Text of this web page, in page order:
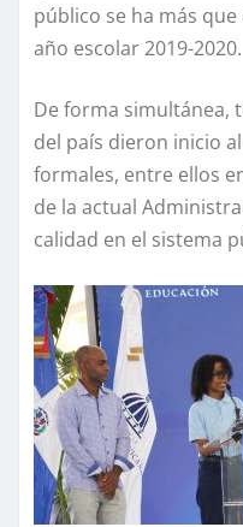
público se ha más
año escolar 2019-2020.
De forma simultánea,
del país dieron inicio
formales, entre ellos
de la actual
calidad en el sistema